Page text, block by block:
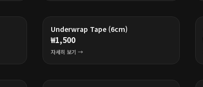
Underwrap Tape (6cm)
₩1,500
자세히 보기 →